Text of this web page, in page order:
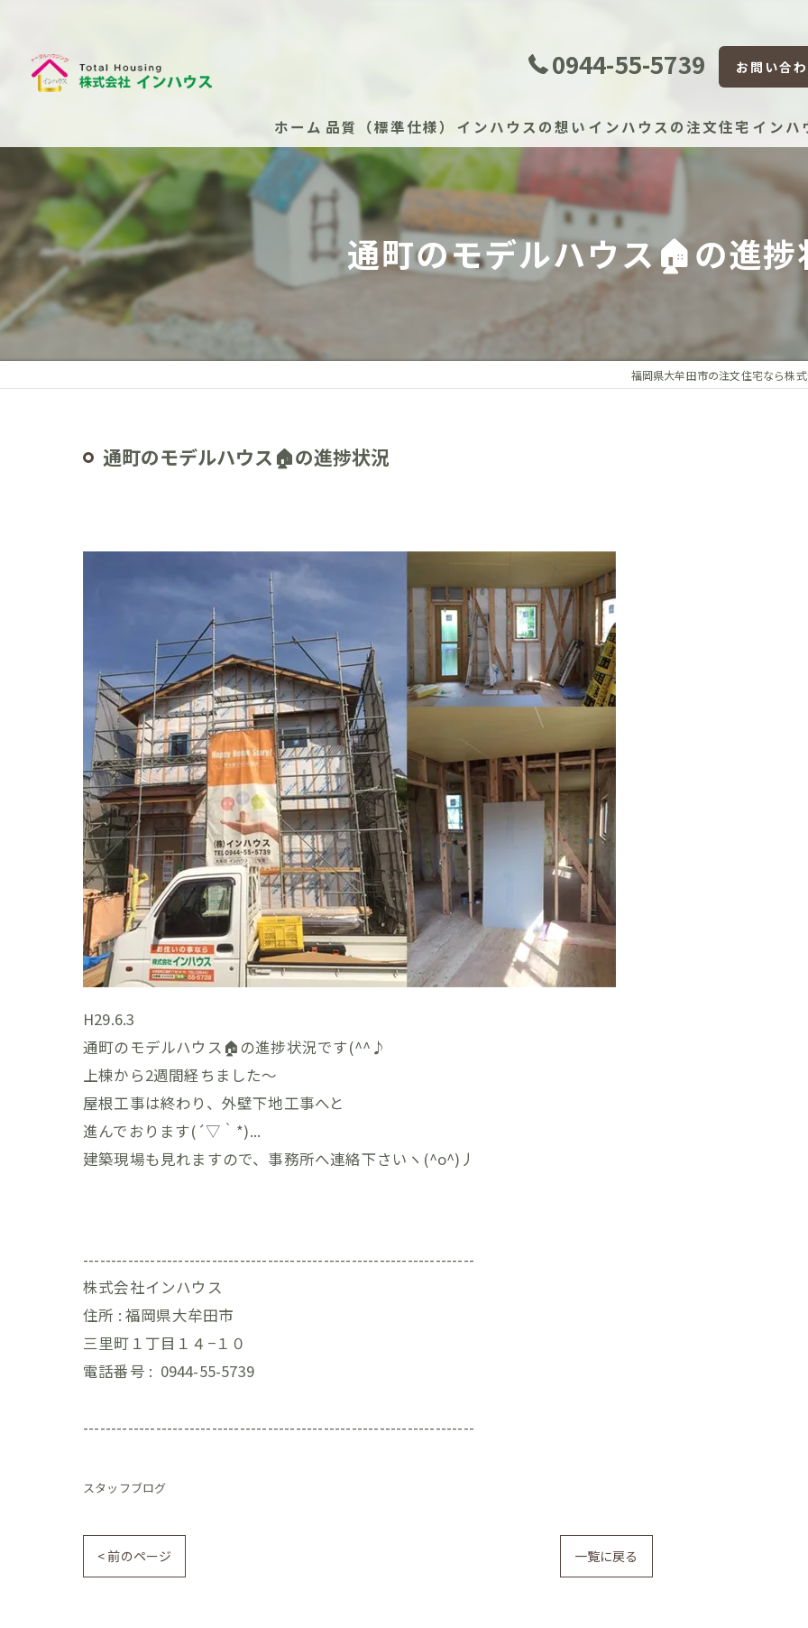
0944-55-5739 お問い合
ホーム 品質（標準仕様）
断熱性能
安心の保証体制
安心の保証制度
インハウスの想い インハウスの注文住宅 インハ
通町のモデルハウス🏠の進捗
福岡県大牟田市の注文住宅なら株
通町のモデルハウス🏠の進捗状況
H29.6.3
通町のモデルハウス 🏠 の進捗状況です(^^♪
上棟から2週間経ちました～
屋根工事は終わり、外壁下地工事へと
進んでおります(´▽｀*)...
建築現場も見れますので、事務所へ連絡下さいヽ(^o^)丿
----------------------------------------------------------------------
株式会社インハウス
住所 : 福岡県大牟田市
三里町１丁目１４−１０
電話番号 : 0944-55-5739
----------------------------------------------------------------------
スタッフブログ
< 前のページ 一覧に戻る